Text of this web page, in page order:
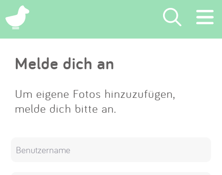
×
Suchen
Eintragen
App
Melde dich an
Um eigene Fotos hinzuzufügen,
melde dich bitte an.